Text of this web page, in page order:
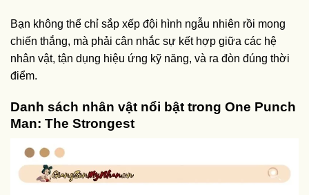
Bạn không thể chỉ sắp xếp đội hình ngẫu nhiên rồi mong
chiến thắng, mà phải cân nhắc sự kết hợp giữa các hệ
nhân vật, tận dụng hiệu ứng kỹ năng, và ra đòn đúng thời
điểm.
Danh sách nhân vật nổi bật trong One Punch
Man: The Strongest